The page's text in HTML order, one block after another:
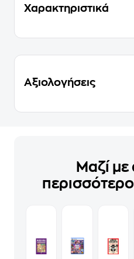
Χαρακτηριστικά
Αξιολογήσεις
Μαζί με